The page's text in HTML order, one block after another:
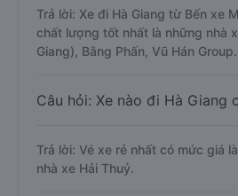
Trả lời: Xe đi Hà Giang từ Bến xe
chất lượng tốt nhất là những nhà
Giang), Bằng Phấn, Vũ Hán Group.
Câu hỏi: Xe nào đi Hà Giang
Trả lời: Vé xe rẻ nhất có mức giá
nhà xe Hải Thuỷ.